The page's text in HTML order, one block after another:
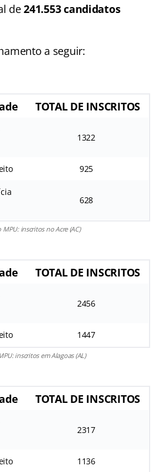
de241.553 candidatos
a seguir:
TOTAL DE INSCRITOS
1322
925
628
MPU: inscritos no Acre (AC)
TOTAL DE INSCRITOS
2456
1447
inscritos em Alagoas (AL)
TOTAL DE INSCRITOS
2317
1136